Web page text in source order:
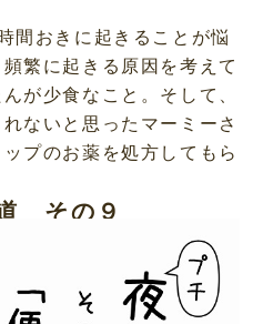
間おきに起きることが悩
繁に起きる原因を考えて
が少食なこと。そして、
ないと思ったマーミーさ
プのお薬を処方してもら
その９